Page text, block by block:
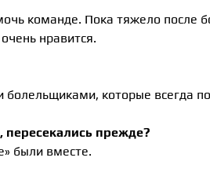
команде. Пока тяжело после
нравится.
болельщиками, которые всегда
пересекались прежде?
были вместе.